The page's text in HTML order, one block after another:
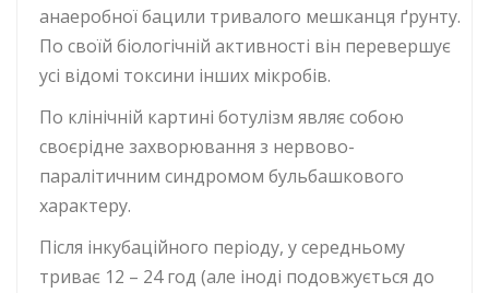
анаеробної бацили тривалого мешканця ґрунту.
По своїй біологічній активності він перевершує
усі відомі токсини інших мікробів.
По клінічній картині ботулізм являє собою
своєрідне захворювання з нервово-
паралітичним синдромом бульбашкового
характеру.
Після інкубаційного періоду, у середньому
триває 12 – 24 год (але іноді подовжується до